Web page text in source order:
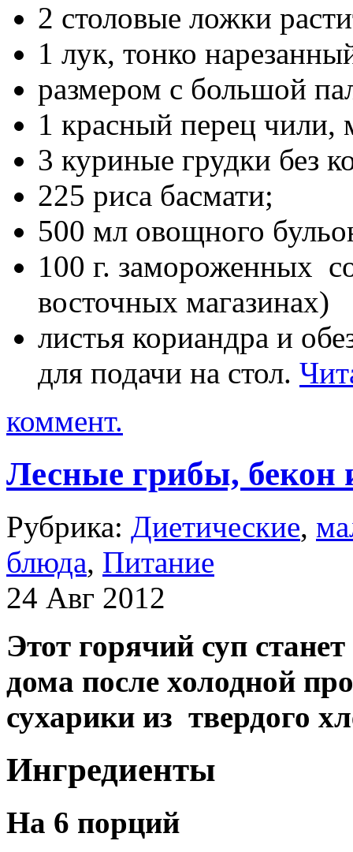
2 столовые ложки
1 лук, тонко
размером с большой
1 красный перец чили,
3 куриные грудки без
225 риса басмати;
500 мл овощного
100 г. замороженных
восточных магазинах)
листья кориандра и
для подачи на стол.
коммент.
Лесные грибы, бекон
Рубрика: Диетические,
блюда, Питание
24 Авг 2012
Этот горячий суп
дома после холодной
сухарики из твердого
Ингредиенты
На 6 порций